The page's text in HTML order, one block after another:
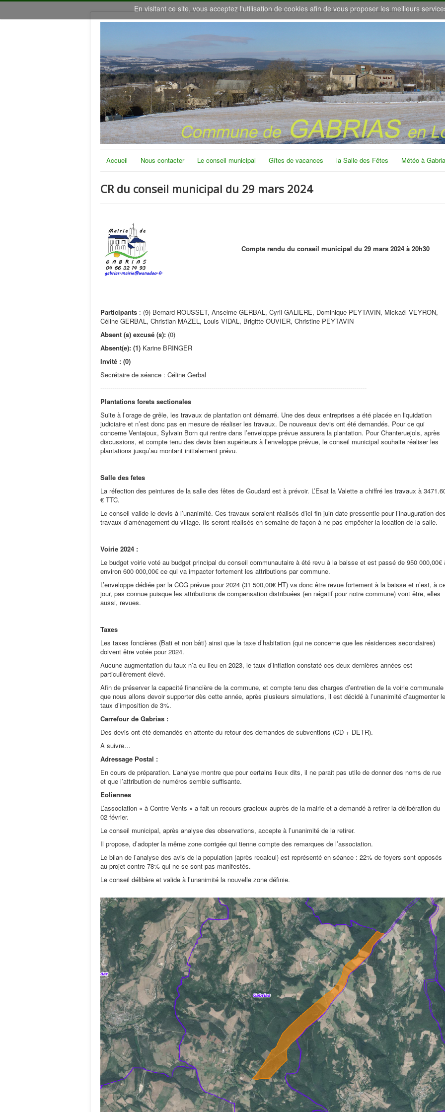
En visitant ce site, vous acceptez l'utilisation de cookies afin de vous proposer les meilleurs
Accueil Nous contacter Le conseil municipal Gîtes de vacances la Salle des Fêtes Météo à
CR du conseil municipal du 29 mars 2024
Compte rendu du conseil municipal du 29 mars 2024 à 20h30
Participants : (9) Bernard ROUSSET, Anselme GERBAL, Cyril GALIERE, Dominique PEYTAVIN, Mickaël VEYRON,
Céline GERBAL, Christian MAZEL, Louis VIDAL, Brigitte OUVIER, Christine PEYTAVIN
Absent (s) excusé (s): (0)
Absent(e): (1) Karine BRINGER
Invité : (0)
Secrétaire de séance : Céline Gerbal
--------------------------------------------------------------------------------------------------------------------------------------
Plantations forets sectionales
Suite à l’orage de grêle, les travaux de plantation ont démarré. Une des deux entreprises a été placée en liquidation
judiciaire et n’est donc pas en mesure de réaliser les travaux. De nouveaux devis ont été demandés. Pour ce qui
concerne Ventajoux, Sylvain Born qui rentre dans l’enveloppe prévue assurera la plantation. Pour Chanteruejols, après
discussions, et compte tenu des devis bien supérieurs à l’enveloppe prévue, le conseil municipal souhaite réaliser les
plantations jusqu’au montant initialement prévu.
Salle des fetes
La réfection des peintures de la salle des fêtes de Goudard est à prévoir. L’Esat la Valette a chiffré les travaux à
€ TTC.
Le conseil valide le devis à l’unanimité. Ces travaux seraient réalisés d’ici fin juin date pressentie pour l’inauguration
travaux d’aménagement du village. Ils seront réalisés en semaine de façon à ne pas empêcher la location de la salle.
Voirie 2024 :
Le budget voirie voté au budget principal du conseil communautaire à été revu à la baisse et est passé de 950 000,00€
environ 600 000,00€ ce qui va impacter fortement les attributions par commune.
L’enveloppe dédiée par la CCG prévue pour 2024 (31 500,00€ HT) va donc être revue fortement à la baisse et n’est, à
jour, pas connue puisque les attributions de compensation distribuées (en négatif pour notre commune) vont être, elles
aussi, revues.
Taxes
Les taxes foncières (Bati et non bâti) ainsi que la taxe d’habitation (qui ne concerne que les résidences secondaires)
doivent être votée pour 2024.
Aucune augmentation du taux n’a eu lieu en 2023, le taux d’inflation constaté ces deux dernières années est
particulièrement élevé.
Afin de préserver la capacité financière de la commune, et compte tenu des charges d’entretien de la voirie communale
que nous allons devoir supporter dès cette année, après plusieurs simulations, il est décidé à l’unanimité d’augmenter le
taux d’imposition de 3%.
Carrefour de Gabrias :
Des devis ont été demandés en attente du retour des demandes de subventions (CD + DETR).
A suivre…
Adressage Postal :
En cours de préparation. L’analyse montre que pour certains lieux dits, il ne parait pas utile de donner des noms de rue
et que l’attribution de numéros semble suffisante.
Eoliennes
L’association « à Contre Vents » a fait un recours gracieux auprès de la mairie et a demandé à retirer la délibération du
02 février.
Le conseil municipal, après analyse des observations, accepte à l’unanimité de la retirer.
Il propose, d’adopter la même zone corrigée qui tienne compte des remarques de l’association.
Le bilan de l’analyse des avis de la population (après recalcul) est représenté en séance : 22% de foyers sont opposés
au projet contre 78% qui ne se sont pas manifestés.
Le conseil délibère et valide à l’unanimité la nouvelle zone définie.